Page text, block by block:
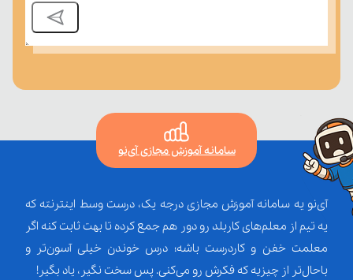
سامانه آموزش مجازی آی‌نو
آی‌نو یه سامانه آموزش مجازی درجه یک، درست وسط اینترنته که
یه تیم از معلم‌‌های کاربلد رو دور هم جمع کرده تا بهت ثابت کنه اگر
معلمت خفن و کاردرست باشه؛ درس خوندن خیلی آسون‌تر و
باحال‌تر از چیزیه که فکرش رو می‌کنی. پس سخت نگیر، یاد بگیر!